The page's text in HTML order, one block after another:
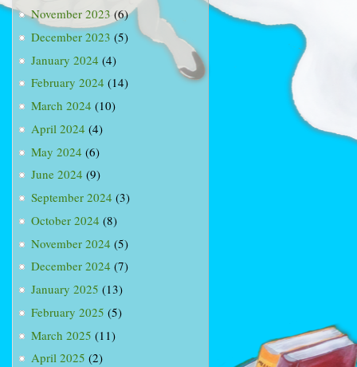
November 2023 (6)
December 2023 (5)
January 2024 (4)
February 2024 (14)
March 2024 (10)
April 2024 (4)
May 2024 (6)
June 2024 (9)
September 2024 (3)
October 2024 (8)
November 2024 (5)
December 2024 (7)
January 2025 (13)
February 2025 (5)
March 2025 (11)
April 2025 (2)